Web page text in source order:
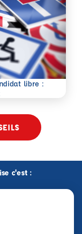
libre :
c'est :